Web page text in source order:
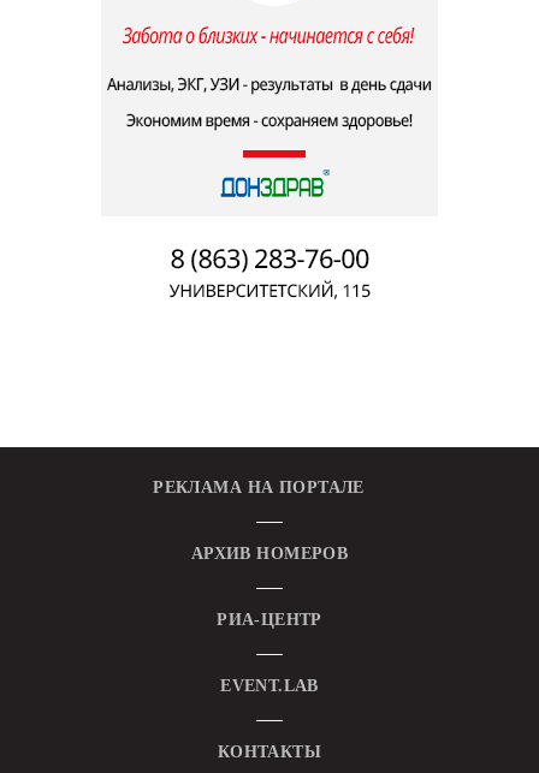
РЕКЛАМА НА ПОРТАЛЕ
АРХИВ НОМЕРОВ
РИА-ЦЕНТР
EVENT.LAB
КОНТАКТЫ